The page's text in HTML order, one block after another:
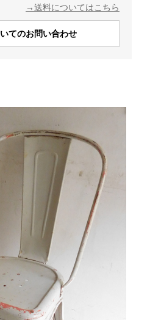
→送料についてはこちら
てのお問い合わせ